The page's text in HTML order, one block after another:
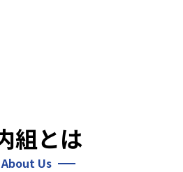
組とは
About Us